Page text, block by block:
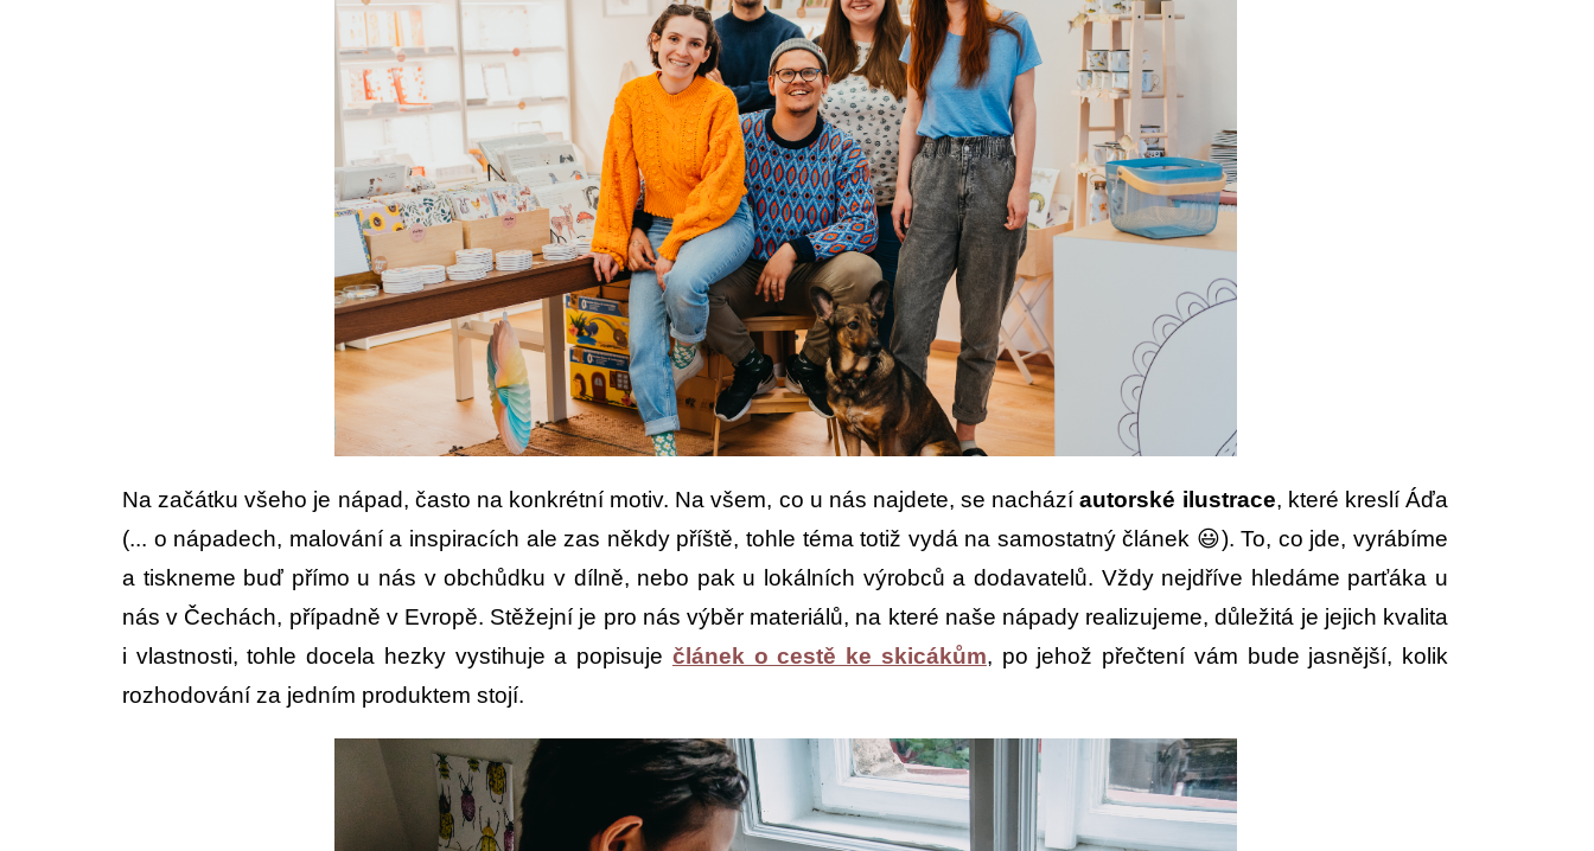
Na začátku všeho je nápad, často na konkrétní motiv. Na všem, co u nás najdete, se nacházíautorské ilustrace, které kreslí Áďa
(... o nápadech, malování a inspiracích ale zas někdy příště, tohle téma totiž vydá na samostatný článek 😃). To, co jde, vyrábíme
a tiskneme buď přímo u nás v obchůdku v dílně, nebo pak u lokálních výrobců a dodavatelů. Vždy nejdříve hledáme parťáka u
nás v Čechách, případně v Evropě. Stěžejní je pro nás výběr materiálů, na které naše nápady realizujeme, důležitá je jejich kvalita
i vlastnosti, tohle docela hezky vystihuje a popisuje článek o cestě ke skicákům, po jehož přečtení vám bude jasnější, kolik
rozhodování za jedním produktem stojí.